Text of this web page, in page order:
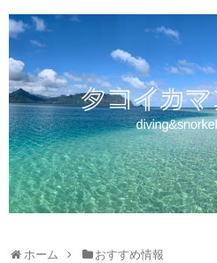
ホーム おすすめ情報